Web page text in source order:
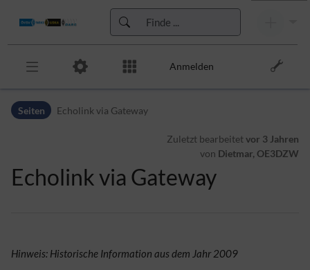
Zur Hauptnavigation
Anmelden
Seiten Echolink via Gateway
Zuletzt bearbeitetvor 3 Jahren
von Dietmar, OE3DZW
Echolink via Gateway
Hinweis: Historische Information aus dem Jahr 2009